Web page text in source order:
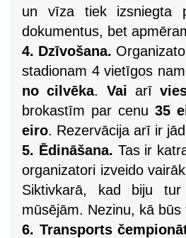
un vīza tiek izsniegta
dokumentus, bet
4. Dzīvošana.
stadionam 4 vietīgos
no cilvēka. Vai arī
brokastīm par cenu35
eiro. Rezervācija arī ir
5. Ēdināšana. Tas ir
organizatori izveido
Siktivkarā, kad biju
mūsējām. Nezinu, kā būs
6. Transports